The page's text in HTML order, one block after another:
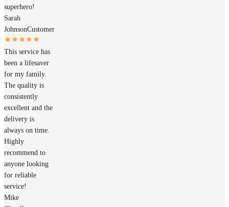
superhero!
Sarah
JohnsonCustomer
This service has
been a lifesaver
for my family.
The quality is
consistently
excellent and the
delivery is
always on time.
Highly
recommend to
anyone looking
for reliable
service!
Mike